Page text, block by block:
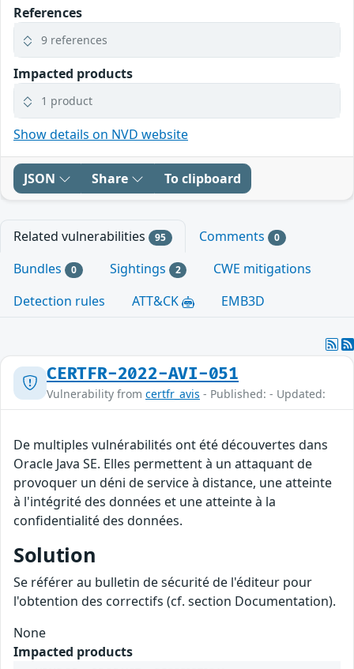
References
9 references
Impacted products
1 product
Show details on NVD website
JSON Share To clipboard
Related vulnerabilities 95 Comments 0
Bundles 0 Sightings 2
CWE mitigations
Detection rules
ATT&CK EMB3D
CERTFR-2022-AVI-051
Vulnerability from certfr_avis - Published: - Updated:
De multiples vulnérabilités ont été découvertes dans
Oracle Java SE. Elles permettent à un attaquant de
provoquer un déni de service à distance, une atteinte
à l'intégrité des données et une atteinte à la
confidentialité des données.
Solution
Se référer au bulletin de sécurité de l'éditeur pour
l'obtention des correctifs (cf. section Documentation).
None
Impacted products